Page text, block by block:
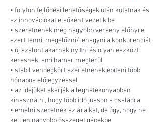
• folyton fejlődési lehetőségek után kutatnak és
az innovációkat elsőként vezetik be
• szeretnének mèg nagyobb verseny előnyre
szert tenni, megelőzni/lehagyni a konkurenciát
• új szalont akarnak nyitni és olyan eszközt
keresnek, ami hamar megtérül
• stabil vendégkört szeretnének építeni több
hónapos előjegyzéssel
• az idejüket akarják a leghatékonyabban
kihasználni, hogy több idő jusson a családra
• emelni szeretnék az áraikat, de úgy, hogy ne